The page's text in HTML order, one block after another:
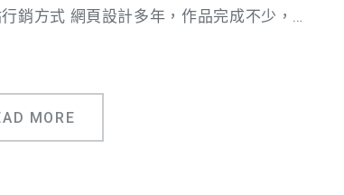
銷方式 網頁設計多年，作品完成不少，…
MORE